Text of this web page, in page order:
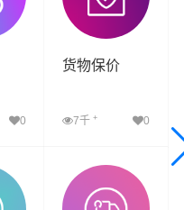
0
货物保价
7千 + 0
查看详细